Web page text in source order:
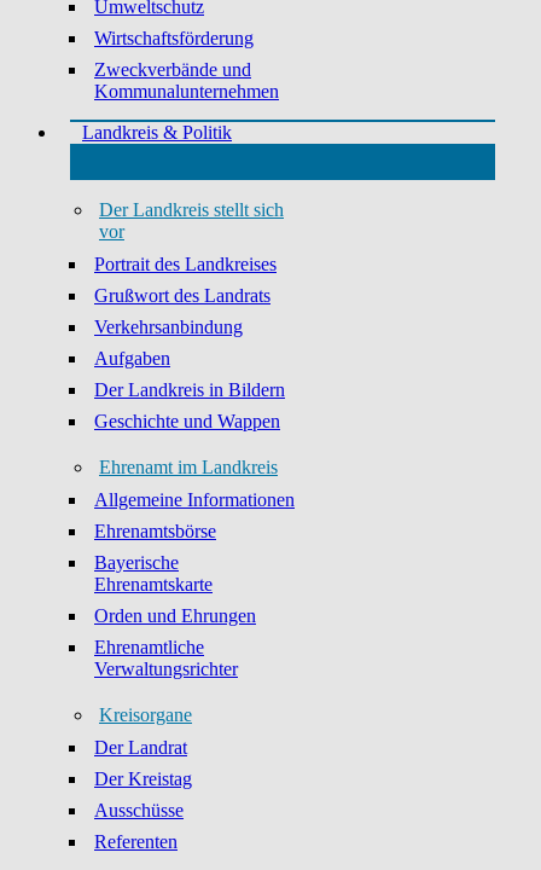
Umweltschutz
Wirtschaftsförderung
Zweckverbände und
Kommunalunternehmen
Landkreis & Politik
Der Landkreis stellt sich
vor
Portrait des Landkreises
Grußwort des Landrats
Verkehrsanbindung
Aufgaben
Der Landkreis in Bildern
Geschichte und Wappen
Ehrenamt im Landkreis
Allgemeine Informationen
Ehrenamtsbörse
Bayerische
Ehrenamtskarte
Orden und Ehrungen
Ehrenamtliche
Verwaltungsrichter
Kreisorgane
Der Landrat
Der Kreistag
Ausschüsse
Referenten